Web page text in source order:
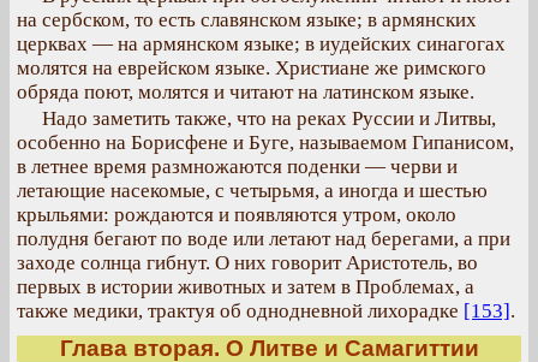
на сербском, то есть славянском языке; в армянских
церквах — на армянском языке; в иудейских синагогах
молятся на еврейском языке. Христиане же римского
обряда поют, молятся и читают на латинском языке.
Надо заметить также, что на реках Руссии и Литвы,
особенно на Борисфене и Буге, называемом Гипанисом,
в летнее время размножаются поденки — черви и
летающие насекомые, с четырьмя, а иногда и шестью
крыльями: рождаются и появляются утром, около
полудня бегают по воде или летают над берегами, а при
заходе солнца гибнут. О них говорит Аристотель, во
первых в истории животных и затем в Проблемах, а
также медики, трактуя об однодневной лихорадке [153].
Глава вторая. О Литве и Самагиттии